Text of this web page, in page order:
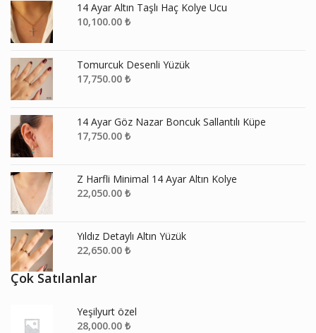
14 Ayar Altın Taşlı Haç Kolye Ucu
10,100.00 ₺
Tomurcuk Desenli Yüzük
17,750.00 ₺
14 Ayar Göz Nazar Boncuk Sallantılı Küpe
17,750.00 ₺
Z Harfli Minimal 14 Ayar Altın Kolye
22,050.00 ₺
Yıldız Detaylı Altın Yüzük
22,650.00 ₺
Çok Satılanlar
Yeşilyurt özel
28,000.00 ₺